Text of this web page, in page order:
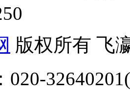
版权所有 飞
020-